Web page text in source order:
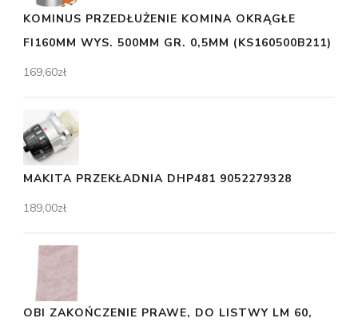
KOMINUS PRZEDŁUŻENIE KOMINA OKRĄGŁE
FI160MM WYS. 500MM GR. 0,5MM (KS160500B211)
169,60zł
MAKITA PRZEKŁADNIA DHP481 9052279328
189,00zł
OBI ZAKOŃCZENIE PRAWE, DO LISTWY LM 60,